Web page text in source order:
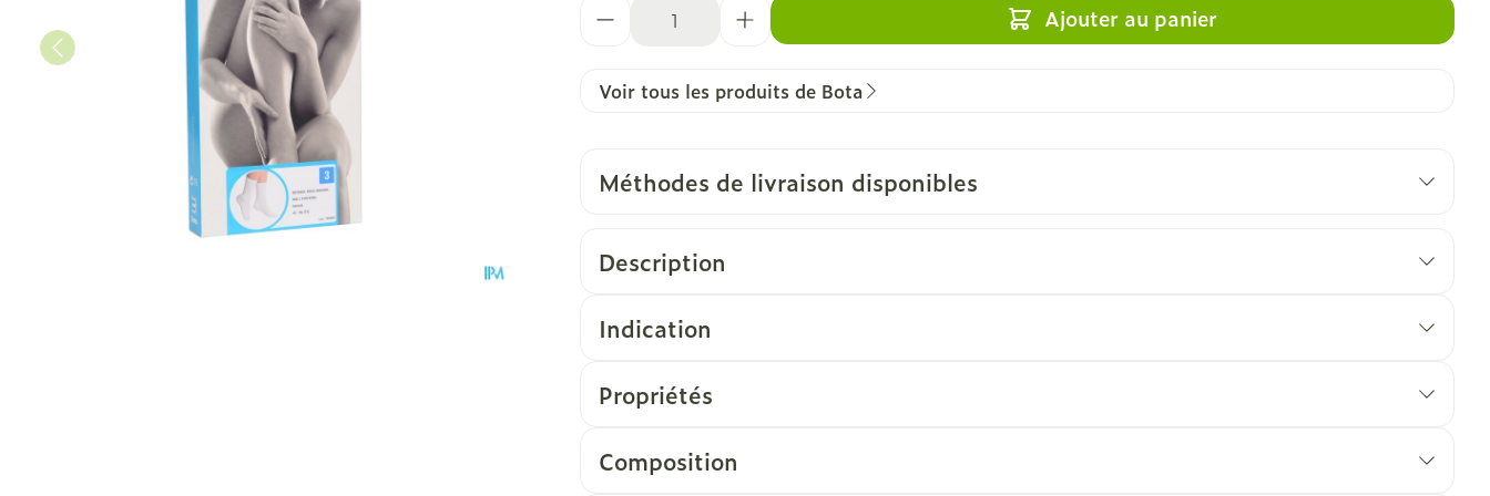
Ajouter au panier
Voir tous les produits de Bota
Méthodes de livraison disponibles
Description
Indication
Propriétés
Composition